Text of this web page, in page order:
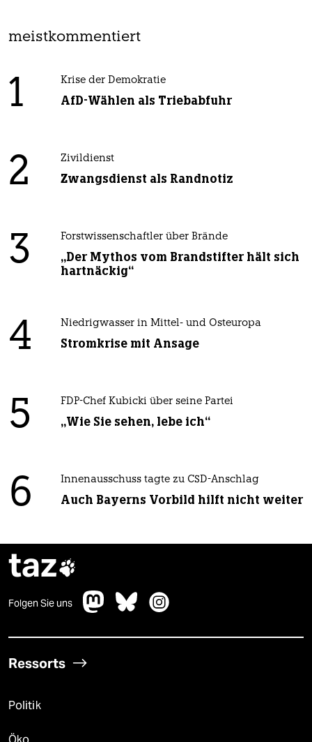
meistkommentiert
1 Krise der Demokratie
AfD-Wählen als Triebabfuhr
2 Zivildienst
Zwangsdienst als Randnotiz
3 Forstwissenschaftler über Brände
„Der Mythos vom Brandstifter hält sich
hartnäckig“
4 Niedrigwasser in Mittel- und Osteuropa
Stromkrise mit Ansage
5 FDP-Chef Kubicki über seine Partei
„Wie Sie sehen, lebe ich“
6 Innenausschuss tagte zu CSD-Anschlag
Auch Bayerns Vorbild hilft nicht weiter
taz
Folgen Sie uns
Ressorts
Politik